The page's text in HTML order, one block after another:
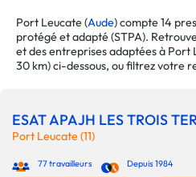
Port Leucate (Aude) compte 14
protégé et adapté (STPA).
et des entreprises adaptées à Port
30 km) ci-dessous, ou filtrez votre
ESAT APAJH LES TROIS
Port Leucate (11)
77 travailleurs Depuis 1984